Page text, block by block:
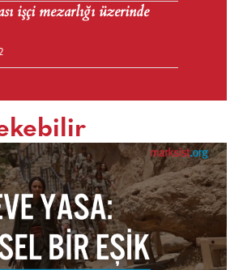
işçi mezarlığı üzerinde